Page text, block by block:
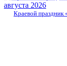
августа 2026
Краевой праздник